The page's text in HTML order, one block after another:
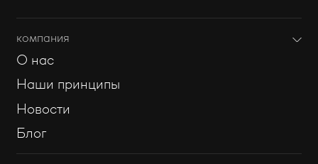
компания
О нас
Наши принципы
Новости
Блог